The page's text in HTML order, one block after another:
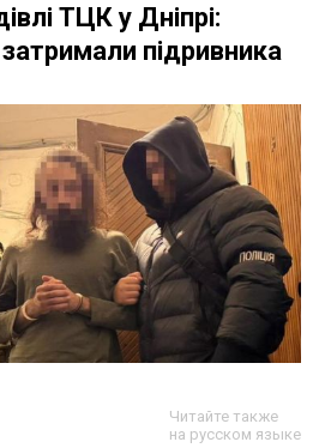
ТЦК у Дніпрі:
підривника
Читайте также
на русском языке